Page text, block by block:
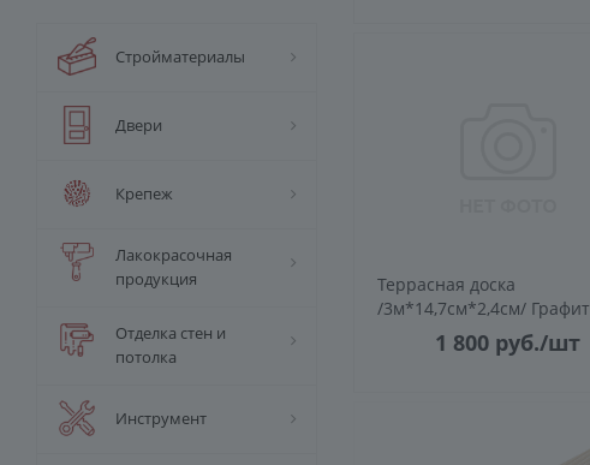
Террасная доска
/3м*14,7см*2,4см/ Графит
1 800 руб./шт
Стройматериалы
Двери
Крепеж
Лакокрасочная
продукция
Отделка стен и
потолка
Инструмент